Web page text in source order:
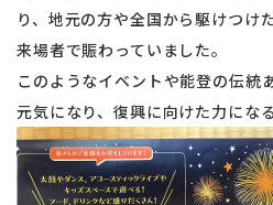
り、地元の方や全国から駆けつけ
来場者で賑わっていました。
このようなイベントや能登の伝統
元気になり、復興に向けた力にな